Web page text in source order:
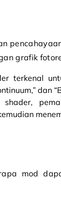
grafik
terkenal
dan
shader,
mod